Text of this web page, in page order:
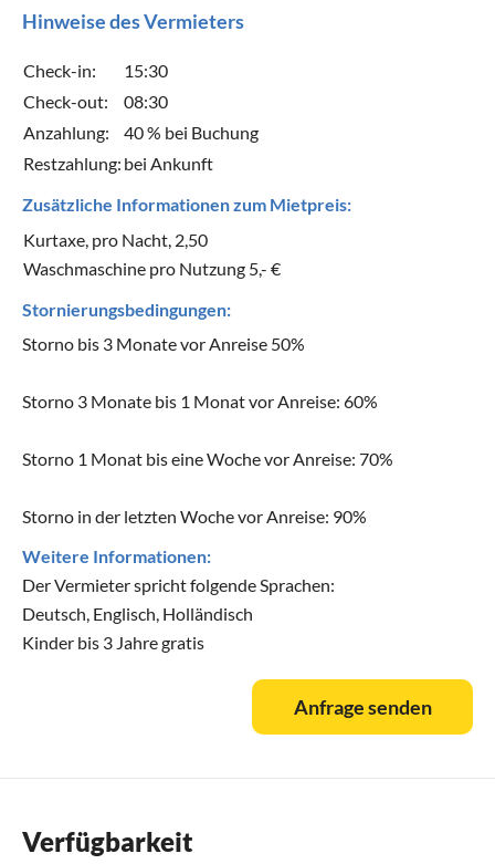
Hinweise des Vermieters
Check-in:
15:30
Check-out:
08:30
Anzahlung:
40 % bei Buchung
Restzahlung: bei Ankunft
Zusätzliche Informationen zum Mietpreis:
Kurtaxe, pro Nacht, 2,50
Waschmaschine pro Nutzung 5,- €
Stornierungsbedingungen:
Storno bis 3 Monate vor Anreise 50%
Storno 3 Monate bis 1 Monat vor Anreise: 60%
Storno 1 Monat bis eine Woche vor Anreise: 70%
Storno in der letzten Woche vor Anreise: 90%
Weitere Informationen:
Der Vermieter spricht folgende Sprachen:
Deutsch, Englisch, Holländisch
Kinder bis 3 Jahre gratis
Anfrage senden
Verfügbarkeit